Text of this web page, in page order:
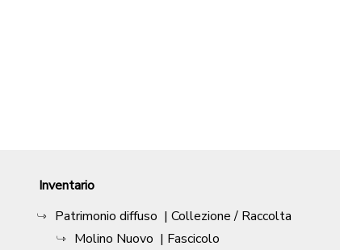
Inventario
Patrimonio diffuso | Collezione / Raccolta
Molino Nuovo | Fascicolo